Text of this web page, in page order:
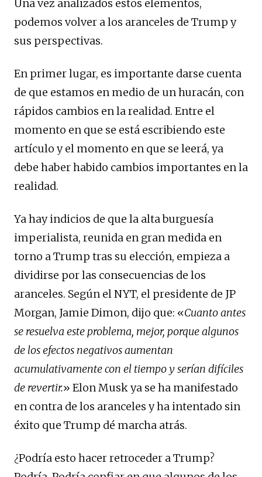
Una vez analizados estos elementos,
podemos volver a los aranceles de Trump y
sus perspectivas.
En primer lugar, es importante darse cuenta
de que estamos en medio de un huracán, con
rápidos cambios en la realidad. Entre el
momento en que se está escribiendo este
artículo y el momento en que se leerá, ya
debe haber habido cambios importantes en la
realidad.
Ya hay indicios de que la alta burguesía
imperialista, reunida en gran medida en
torno a Trump tras su elección, empieza a
dividirse por las consecuencias de los
aranceles. Según el NYT, el presidente de JP
Morgan, Jamie Dimon, dijo que: «Cuanto antes
se resuelva este problema, mejor, porque algunos
de los efectos negativos aumentan
acumulativamente con el tiempo y serían difíciles
de revertir.» Elon Musk ya se ha manifestado
en contra de los aranceles y ha intentado sin
éxito que Trump dé marcha atrás.
¿Podría esto hacer retroceder a Trump?